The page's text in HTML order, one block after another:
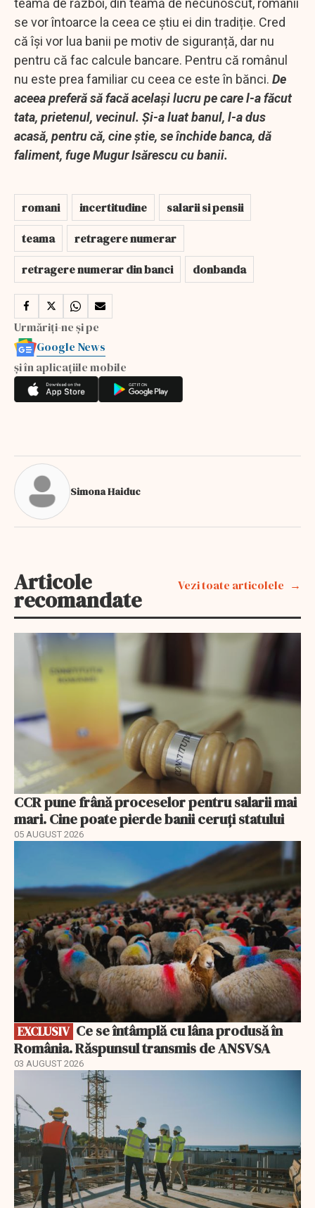
se vor întoarce la ceea ce știu ei din tradiție. Cred
că își vor lua banii pe motiv de siguranță, dar nu
pentru că fac calcule bancare. Pentru că românul
nu este prea familiar cu ceea ce este în bănci. De
aceea preferă să facă același lucru pe care l-a făcut
tata, prietenul, vecinul. Și-a luat banul, l-a dus
acasă, pentru că, cine știe, se închide banca, dă
faliment, fuge Mugur Isărescu cu banii.
romani incertitudine
salarii si pensii
teama
retragere numerar
retragere numerar din banci
donbanda
Urmăriți-ne și pe
Google News
și în aplicațiile mobile
Simona Haiduc
Articole
recomandate
Vezi toate articolele
CCR pune frână proceselor pentru salarii mai
mari. Cine poate pierde banii ceruți statului
05 AUGUST 2026
EXCLUSIV
România. Răspunsul transmis de ANSVSA
03 AUGUST 2026